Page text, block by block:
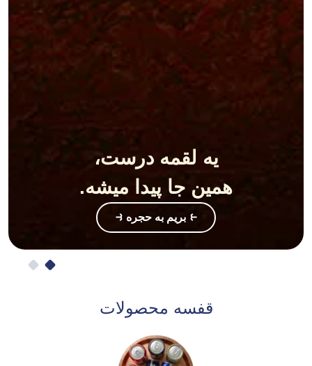
یه لقمه درست،
همین جا پیدا میشه.
⥼ بریم به حجره ⥽
قفسه محصولات